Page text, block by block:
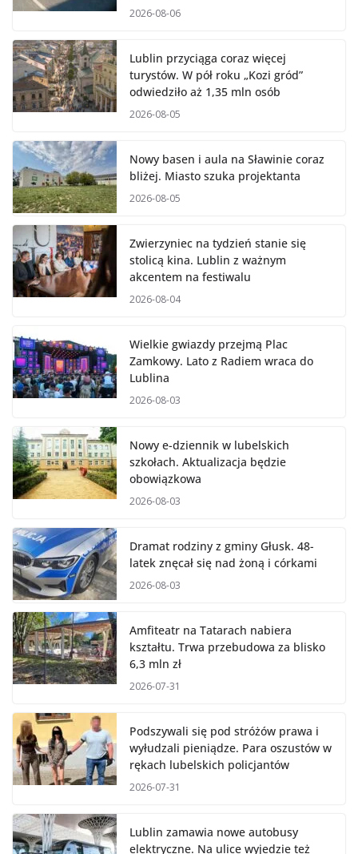
2026-08-06
Lublin przyciąga coraz więcej
turystów. W pół roku „Kozi gród”
odwiedziło aż 1,35 mln osób
2026-08-05
Nowy basen i aula na Sławinie coraz
bliżej. Miasto szuka projektanta
2026-08-05
Zwierzyniec na tydzień stanie się
stolicą kina. Lublin z ważnym
akcentem na festiwalu
2026-08-04
Wielkie gwiazdy przejmą Plac
Zamkowy. Lato z Radiem wraca do
Lublina
2026-08-03
Nowy e-dziennik w lubelskich
szkołach. Aktualizacja będzie
obowiązkowa
2026-08-03
Dramat rodziny z gminy Głusk. 48-
latek znęcał się nad żoną i córkami
2026-08-03
Amfiteatr na Tatarach nabiera
kształtu. Trwa przebudowa za blisko
6,3 mln zł
2026-07-31
Podszywali się pod stróżów prawa i
wyłudzali pieniądze. Para oszustów w
rękach lubelskich policjantów
2026-07-31
Lublin zamawia nowe autobusy
elektryczne. Na ulice wyjedzie też